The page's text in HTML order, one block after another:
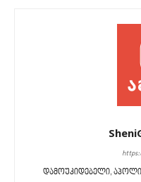
დამოუკიდებელი,